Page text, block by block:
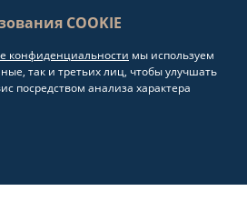
info@artproperty.net
Mahmutlar Mah.
COOKIE
конфиденциальности мы используем
так и третьих лиц, чтобы улучшать
посредством анализа характера